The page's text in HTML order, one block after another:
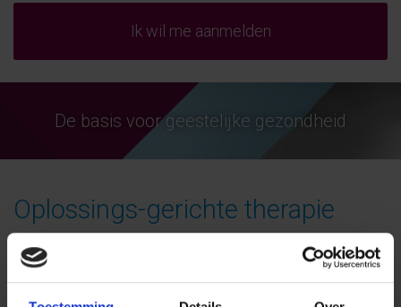
Ik wil me aanmelden
De basis voor geestelijke gezondheid
Oplossings-gerichte therapie